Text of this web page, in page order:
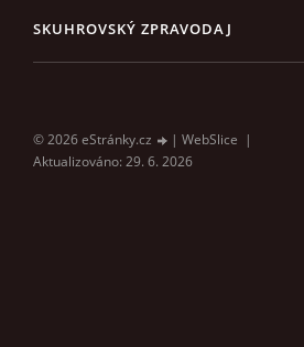
SKUHROVSKÝ ZPRAVODAJ
© 2026 eStránky.cz | WebSlice |
Aktualizováno: 29. 6. 2026